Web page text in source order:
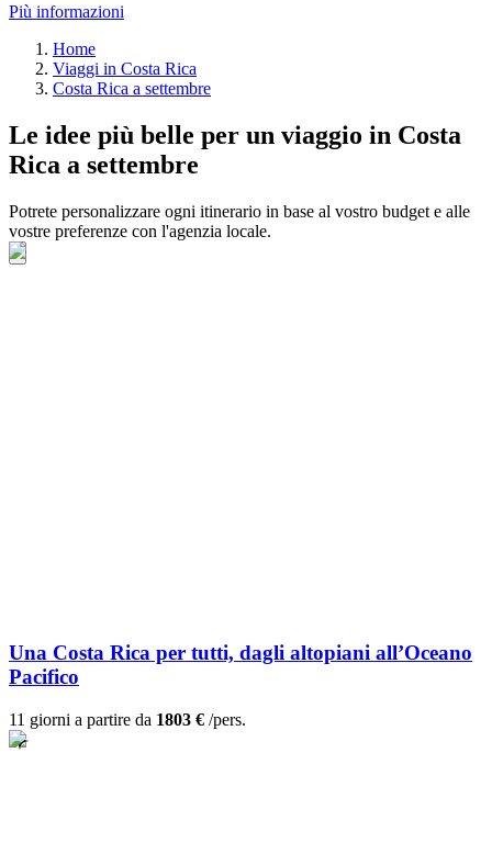
Più informazioni
Home
Viaggi in Costa Rica
Costa Rica a settembre
Le idee più belle per un viaggio in Costa
Rica a settembre
Potrete personalizzare ogni itinerario in base al vostro budget e alle
vostre preferenze con l'agenzia locale.
Una Costa Rica per tutti, dagli altopiani all’Oceano
Pacifico
11 giorni a partire da 1803 € /pers.